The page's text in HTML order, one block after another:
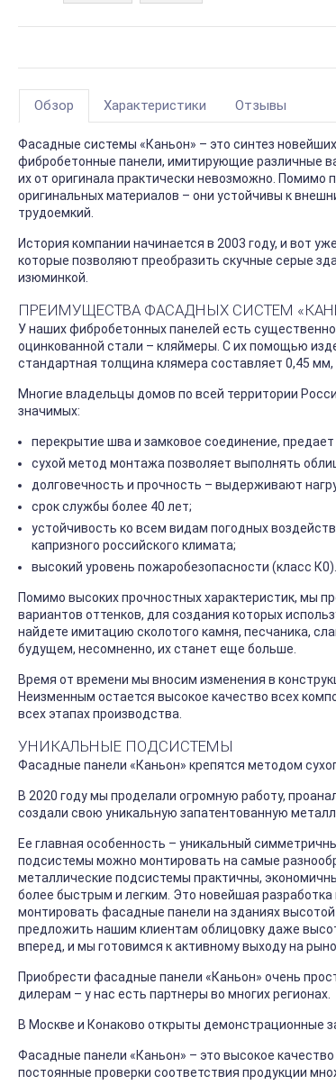
Обзор Характеристики Отзывы
Фасадные системы «Каньон» – это синтез
фибробетонные панели, имитирующие различные
их от оригинала практически невозможно. Помимо
оригинальных материалов – они устойчивы к
трудоемкий.
История компании начинается в 2003 году, и вот
которые позволяют преобразить скучные серые
изюминкой.
ПРЕИМУЩЕСТВА ФАСАДНЫХ СИСТЕМ
У наших фибробетонных панелей есть
оцинкованной стали – кляймеры. С их помощью
стандартная толщина клямера составляет 0,45
Многие владельцы домов по всей территории
значимых:
перекрытие шва и замковое соединение,
сухой метод монтажа позволяет выполнять
долговечность и прочность – выдерживают
срок службы более 40 лет;
устойчивость ко всем видам погодных
капризного российского климата;
высокий уровень пожаробезопасности (класс К0).
Помимо высоких прочностных характеристик, мы
вариантов оттенков, для создания которых
найдете имитацию сколотого камня, песчаника,
будущем, несомненно, их станет еще больше.
Время от времени мы вносим изменения в
Неизменным остается высокое качество всех
всех этапах производства.
УНИКАЛЬНЫЕ ПОДСИСТЕМЫ
Фасадные панели «Каньон» крепятся методом
В 2020 году мы проделали огромную работу,
создали свою уникальную запатентованную
Ее главная особенность – уникальный
подсистемы можно монтировать на самые
металлические подсистемы практичны,
более быстрым и легким. Это новейшая
монтировать фасадные панели на зданиях
предложить нашим клиентам облицовку даже
вперед, и мы готовимся к активному выходу на
Приобрести фасадные панели «Каньон» очень
дилерам – у нас есть партнеры во многих регионах.
В Москве и Конаково открыты демонстрационные
Фасадные панели «Каньон» – это высокое
постоянные проверки соответствия продукции